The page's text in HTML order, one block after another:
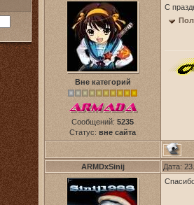
Вне категорий
Сообщений: 5235
Статус: вне сайта
С
ARMDxSinij Дата: